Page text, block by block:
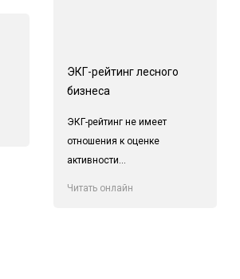
ЭКГ-рейтинг лесного
бизнеса
ЭКГ-рейтинг не имеет
отношения к оценке
активности...
Читать онлайн